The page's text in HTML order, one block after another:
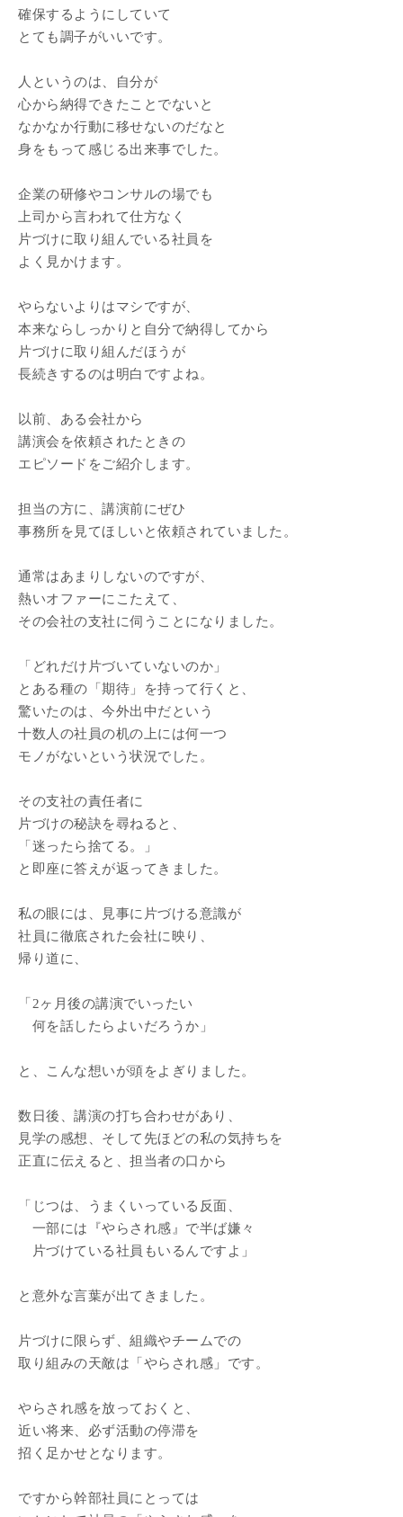
確保するようにしていて
とても調子がいいです。
人というのは、自分が
心から納得できたことでないと
なかなか行動に移せないのだなと
身をもって感じる出来事でした。
企業の研修やコンサルの場でも
上司から言われて仕方なく
片づけに取り組んでいる社員を
よく見かけます。
やらないよりはマシですが、
本来ならしっかりと自分で納得してから
片づけに取り組んだほうが
長続きするのは明白ですよね。
以前、ある会社から
講演会を依頼されたときの
エピソードをご紹介します。
担当の方に、講演前にぜひ
事務所を見てほしいと依頼されていました。
通常はあまりしないのですが、
熱いオファーにこたえて、
その会社の支社に伺うことになりました。
「どれだけ片づいていないのか」
とある種の「期待」を持って行くと、
驚いたのは、今外出中だという
十数人の社員の机の上には何一つ
モノがないという状況でした。
その支社の責任者に
片づけの秘訣を尋ねると、
「迷ったら捨てる。」
と即座に答えが返ってきました。
私の眼には、見事に片づける意識が
社員に徹底された会社に映り、
帰り道に、
「2ヶ月後の講演でいったい
何を話したらよいだろうか」
と、こんな想いが頭をよぎりました。
数日後、講演の打ち合わせがあり、
見学の感想、そして先ほどの私の気持ちを
正直に伝えると、担当者の口から
「じつは、うまくいっている反面、
一部には『やらされ感』で半ば嫌々
片づけている社員もいるんですよ」
と意外な言葉が出てきました。
片づけに限らず、組織やチームでの
取り組みの天敵は「やらされ感」です。
やらされ感を放っておくと、
近い将来、必ず活動の停滞を
招く足かせとなります。
ですから幹部社員にとっては